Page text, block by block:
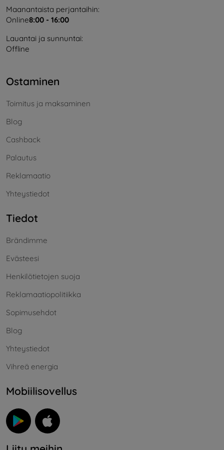
Maanantaista perjantaihin:
Online8:00 - 16:00
Lauantai ja sunnuntai:
Offline
Ostaminen
Toimitus ja maksaminen
Blog
Cashback
Palautus
Reklamaatio
Yhteystiedot
Tiedot
Brändimme
Evästeesi
Henkilötietojen suoja
Reklamaatiopolitiikka
Sopimusehdot
Blog
Yhteystiedot
Vihreä energia
Mobiilisovellus